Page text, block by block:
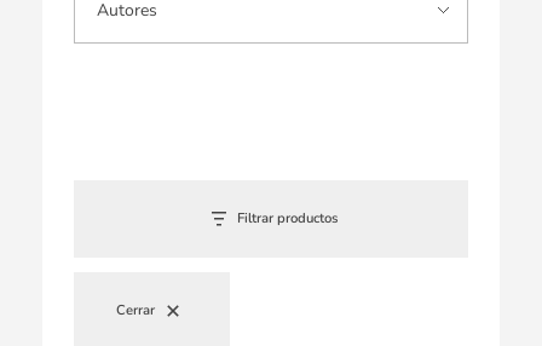
Filtrar productos
Cerrar